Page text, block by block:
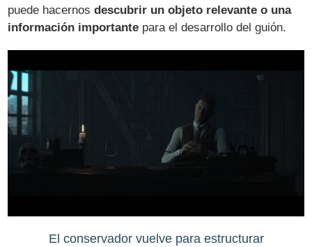
puede hacernosdescubrir un objeto relevante o una
información importante para el desarrollo del guión.
El conservador vuelve para estructurar